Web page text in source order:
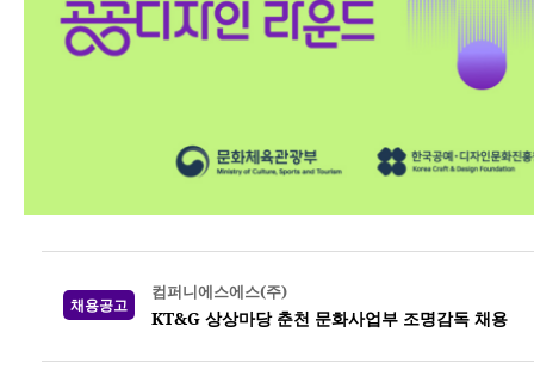
채용공고
컴퍼니에스에스(주)
KT&G 상상마당 춘천 문화사업부 조명감독 채용